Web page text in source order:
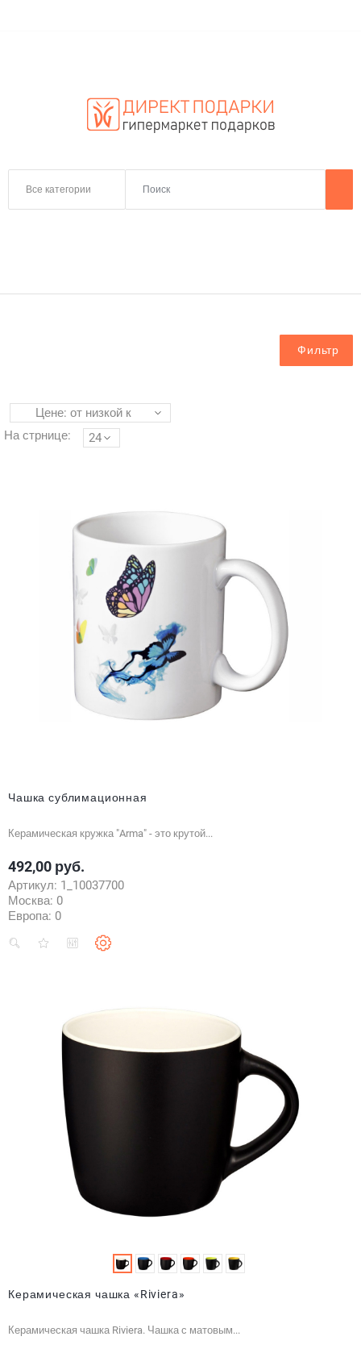
Все категории
Фильтр
Цене: от низкой к
высокой
На стрнице: 24
Чашка сублимационная
Керамическая кружка "Arma" - это крутой...
Цена
492,00 руб.
Артикул: 1_10037700
Москва: 0
Европа: 0
Керамическая чашка «Riviera»
Керамическая чашка Riviera. Чашка с матовым...